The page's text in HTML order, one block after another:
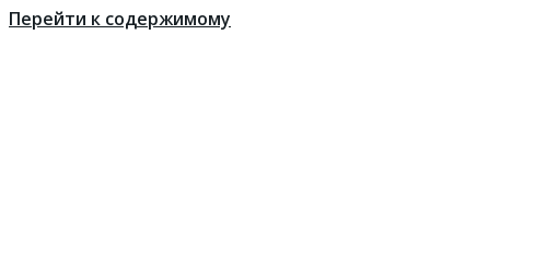
Перейти к содержимому